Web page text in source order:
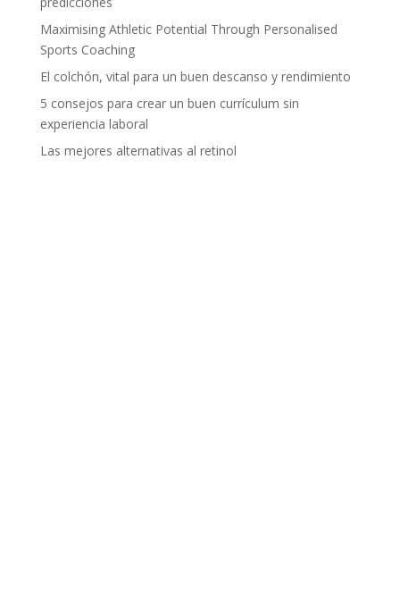
Maximising Athletic Potential Through Personalised
Sports Coaching
El colchón, vital para un buen descanso y rendimiento
5 consejos para crear un buen currículum sin
experiencia laboral
Las mejores alternativas al retinol